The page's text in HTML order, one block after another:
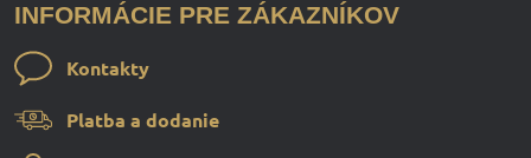
INFORMÁCIE PRE ZÁKAZNÍKOV
Kontakty
Platba a dodanie